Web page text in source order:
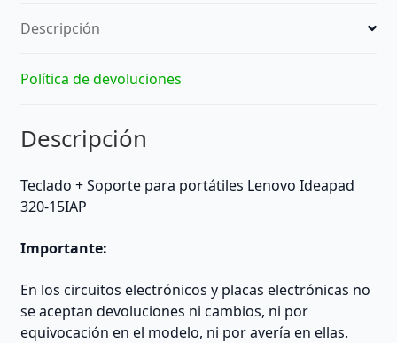
Descripción
Política de devoluciones
Descripción
Teclado + Soporte para portátiles Lenovo Ideapad
320-15IAP
Importante:
En los circuitos electrónicos y placas electrónicas no
se aceptan devoluciones ni cambios, ni por
equivocación en el modelo, ni por avería en ellas.